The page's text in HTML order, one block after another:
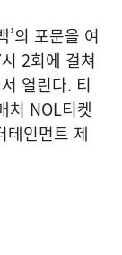
의 포문을 여
2회에 걸쳐
열린다. 티
처 NOL티켓
테인먼트 제